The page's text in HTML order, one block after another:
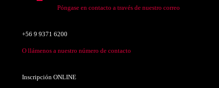
Póngase en contacto a través de nuestro correo
+56 9 9371 6200
O llámenos a nuestro número de contacto
Inscripción ONLINE